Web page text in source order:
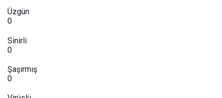
Üzgün
0
Sinirli
0
Şaşırmış
0